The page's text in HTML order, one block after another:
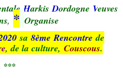
HarkisDordogne Veuves
, * Organise
sa 8èmeRencontre de
, de la culture, Couscous.
***